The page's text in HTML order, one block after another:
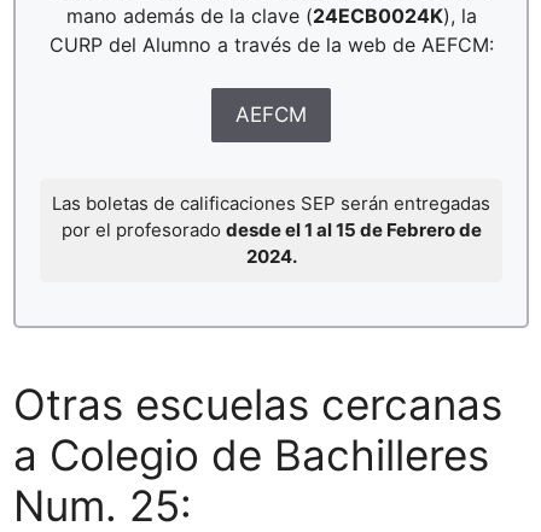
mano además de la clave (24ECB0024K), la
CURP del Alumno a través de la web de AEFCM:
AEFCM
Las boletas de calificaciones SEP serán entregadas
por el profesorado desde el 1 al 15 de Febrero de
2024.
Otras escuelas cercanas
a Colegio de Bachilleres
Num. 25: